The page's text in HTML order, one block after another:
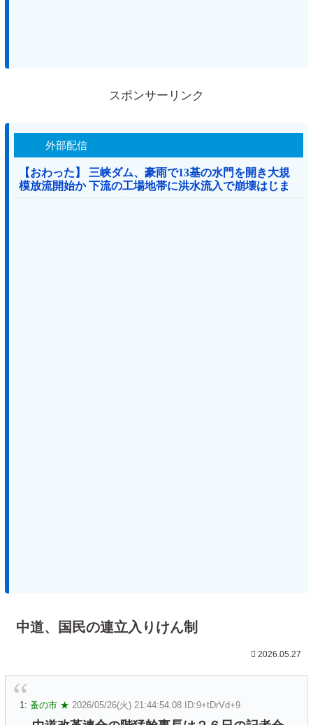
スポンサーリンク
外部配信
【おわった】 三峡ダム、豪雨で13基の水門を開き大規
模放流開始か 下流の工場地帯に洪水流入で崩壊はじま
る
中道、国民の連立入りけん制
2026.05.27
1: 蚤の市 ★ 2026/05/26(火) 21:44:54.08 ID:9+tDrVd+9